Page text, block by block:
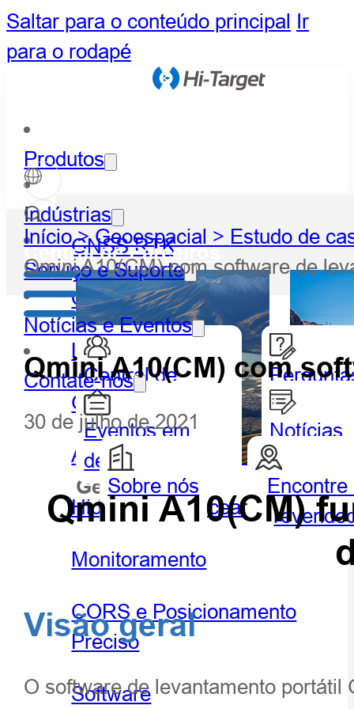
Saltar para o conteúdo principal Ir
para o rodapé
Produtos
GNSS RTK
Óptico
LiDAR
GIS portátil e tablet
Agricultura de precisão
Hidrografia e Oceanografia
Monitoramento
CORS e Posicionamento
Preciso
Software
Indústrias
Geoespacial
Serviço e Suporte
Central de
Parceiros
Notícias e Eventos
Eventos em
destaque
Notícias
Contate-nos
Sobre nós
Encontre
Central de Parceiros
Início >Geoespacial > Estudo de
Qmini A10(CM) com software de
Qmini A10(CM) com
30 de julho de 2021
Qmini A10(CM)
Visão geral
O software de levantamento